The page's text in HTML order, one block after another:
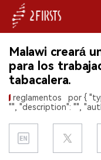
INICIO
EMPRESA
REGULACIÓN
Malawi creará
para los
tabacalera.
reglamentos
por {
"", "description": "",